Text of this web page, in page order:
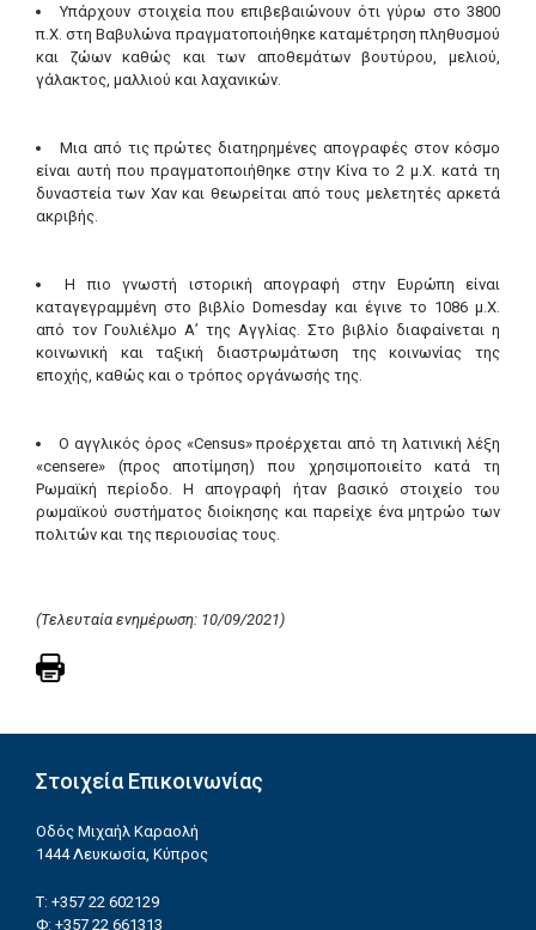
Υπάρχουν στοιχεία που επιβεβαιώνουν ότι γύρω στο 3800
π.Χ. στη Βαβυλώνα πραγματοποιήθηκε καταμέτρηση πληθυσμού
και ζώων καθώς και των αποθεμάτων βουτύρου, μελιού,
γάλακτος, μαλλιού και λαχανικών.
Μια από τις πρώτες διατηρημένες απογραφές στον κόσμο
είναι αυτή που πραγματοποιήθηκε στην Κίνα το 2 μ.Χ. κατά τη
δυναστεία των Χαν και θεωρείται από τους μελετητές αρκετά
ακριβής.
Η πιο γνωστή ιστορική απογραφή στην Ευρώπη είναι
καταγεγραμμένη στο βιβλίο Domesday και έγινε το 1086 μ.Χ.
από τον Γουλιέλμο Α’ της Αγγλίας. Στο βιβλίο διαφαίνεται η
κοινωνική και ταξική διαστρωμάτωση της κοινωνίας της
εποχής, καθώς και ο τρόπος οργάνωσής της.
Ο αγγλικός όρος «Census» προέρχεται από τη λατινική λέξη
«censere» (προς αποτίμηση) που χρησιμοποιείτο κατά τη
Ρωμαϊκή περίοδο. Η απογραφή ήταν βασικό στοιχείο του
ρωμαϊκού συστήματος διοίκησης και παρείχε ένα μητρώο των
πολιτών και της περιουσίας τους.
(Τελευταία ενημέρωση: 10/09/2021)
Στοιχεία Επικοινωνίας
Οδός Μιχαήλ Καραολή
1444 Λευκωσία, Κύπρος
T: +357 22 602129
Φ: +357 22 661313